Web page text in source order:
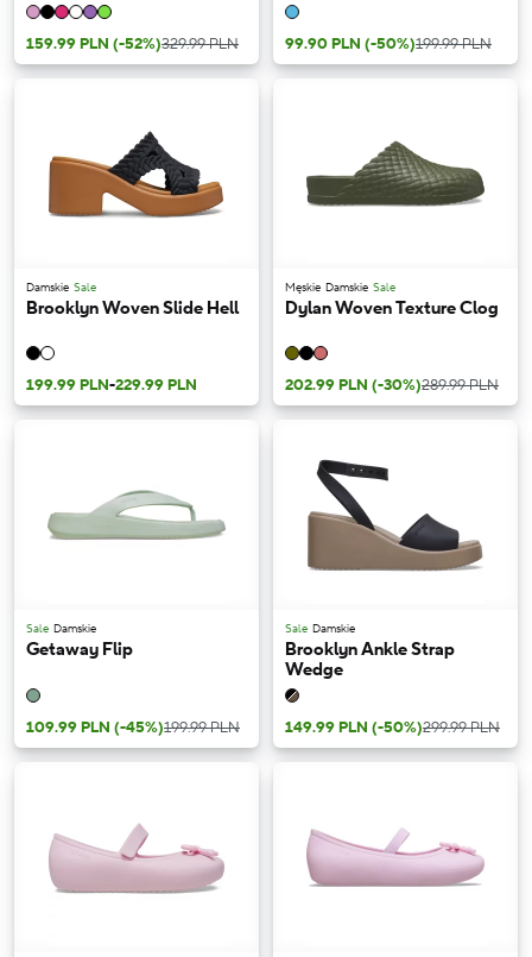
159.99 PLN (-52%)329.99 PLN 99.90 PLN (-50%)199.99 PLN
Damskie Sale
Brooklyn Woven Slide Hell
199.99 PLN-229.99 PLN
Męskie Damskie Sale
Dylan Woven Texture Clog
202.99 PLN (-30%)289.99 PLN
Sale Damskie
Getaway Flip
109.99 PLN (-45%)199.99 PLN
Sale Damskie
Brooklyn Ankle Strap
Wedge
149.99 PLN (-50%)299.99 PLN